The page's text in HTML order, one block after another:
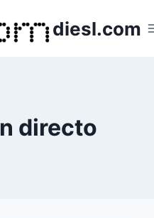
diesl.com
directo